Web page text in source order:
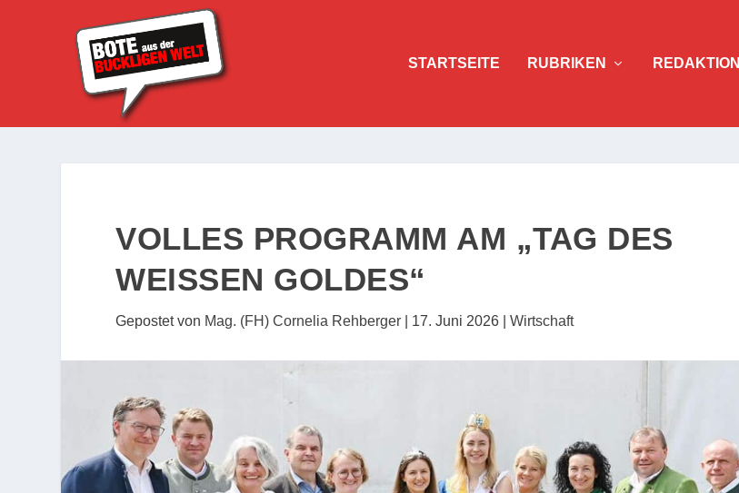
STARTSEITE RUBRIKEN REDAKTION
VOLLES PROGRAMM AM „TAG DES
WEISSEN GOLDES“
Gepostet von Mag. (FH) Cornelia Rehberger 17. Juni 2026 |Wirtschaft